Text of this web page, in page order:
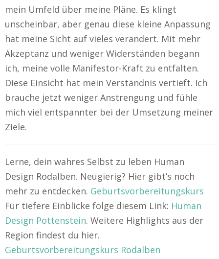
mein Umfeld über meine Pläne. Es klingt
unscheinbar, aber genau diese kleine Anpassung
hat meine Sicht auf vieles verändert. Mit mehr
Akzeptanz und weniger Widerständen begann
ich, meine volle Manifestor-Kraft zu entfalten.
Diese Einsicht hat mein Verständnis vertieft. Ich
brauche jetzt weniger Anstrengung und fühle
mich viel entspannter bei der Umsetzung meiner
Ziele.
Lerne, dein wahres Selbst zu leben Human
Design Rodalben. Neugierig? Hier gibt’s noch
mehr zu entdecken. Geburtsvorbereitungskurs
Für tiefere Einblicke folge diesem Link: Human
Design Pottenstein. Weitere Highlights aus der
Region findest du hier.
Geburtsvorbereitungskurs Rodalben